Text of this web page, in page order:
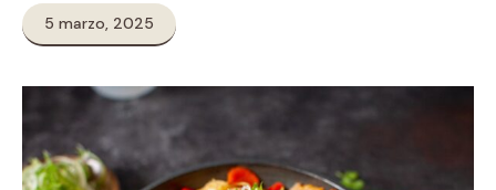
5 marzo, 2025